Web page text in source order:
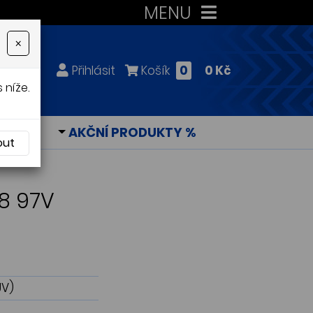
MENU
Přihlásit Košík 0 0 Kč
AKČNÍ PRODUKTY %
97V
×
níže.